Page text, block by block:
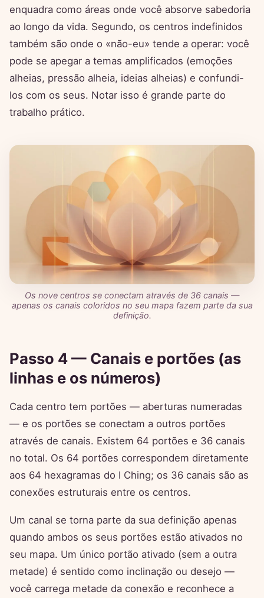
enquadra como áreas onde você absorve sabedoria
ao longo da vida. Segundo, os centros indefinidos
também são onde o «não-eu» tende a operar: você
pode se apegar a temas amplificados (emoções
alheias, pressão alheia, ideias alheias) e confundi-
los com os seus. Notar isso é grande parte do
trabalho prático.
Os nove centros se conectam através de 36 canais —
apenas os canais coloridos no seu mapa fazem parte da sua
definição.
Passo 4 — Canais e portões (as
linhas e os números)
Cada centro tem portões — aberturas numeradas
— e os portões se conectam a outros portões
através de canais. Existem 64 portões e 36 canais
no total. Os 64 portões correspondem diretamente
aos 64 hexagramas do I Ching; os 36 canais são as
conexões estruturais entre os centros.
Um canal se torna parte da sua definição apenas
quando ambos os seus portões estão ativados no
seu mapa. Um único portão ativado (sem a outra
metade) é sentido como inclinação ou desejo —
você carrega metade da conexão e reconhece a